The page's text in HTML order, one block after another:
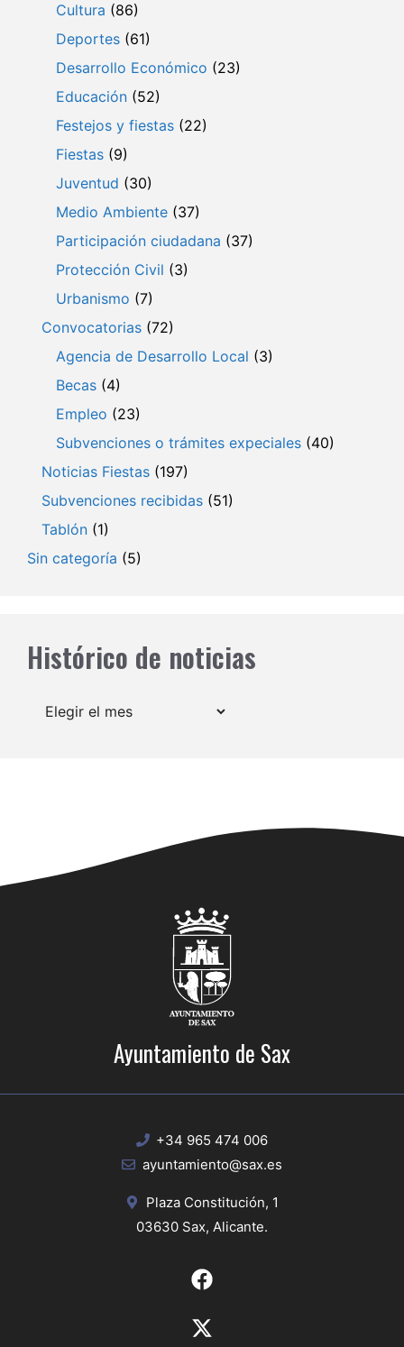
Cultura (86)
Deportes (61)
Desarrollo Económico (23)
Educación (52)
Festejos y fiestas (22)
Fiestas (9)
Juventud (30)
Medio Ambiente (37)
Participación ciudadana (37)
Protección Civil (3)
Urbanismo (7)
Convocatorias (72)
Agencia de Desarrollo Local (3)
Becas (4)
Empleo (23)
Subvenciones o trámites expeciales (40)
Noticias Fiestas (197)
Subvenciones recibidas (51)
Tablón (1)
Sin categoría (5)
Histórico de noticias
Archivos
Ayuntamiento de Sax
+34 965 474 006
ayuntamiento@sax.es
Plaza Constitución, 1
03630 Sax, Alicante.